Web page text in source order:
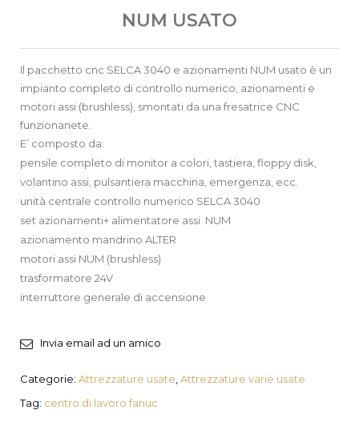
NUM USATO
Il pacchetto cnc SELCA 3040 e azionamenti NUM usato è un
impianto completo di controllo numerico, azionamenti e
motori assi (brushless), smontati da una fresatrice CNC
funzionanete.
E’ composto da:
pensile completo di monitor a colori, tastiera, floppy disk,
volantino assi, pulsantiera macchina, emergenza, ecc.
unità centrale controllo numerico SELCA 3040
set azionamenti+ alimentatore assi NUM
azionamento mandrino ALTER
motori assi NUM (brushless)
trasformatore 24V
interruttore generale di accensione
Invia email ad un amico
Categorie: Attrezzature usate Attrezzature varie usate
Tag: centro di lavoro fanuc